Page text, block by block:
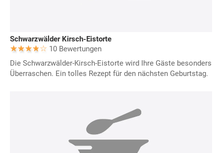
Schwarzwälder Kirsch-Eistorte
10 Bewertungen
Die Schwarzwälder-Kirsch-Eistorte wird Ihre Gäste besonders
Überraschen. Ein tolles Rezept für den nächsten Geburtstag.